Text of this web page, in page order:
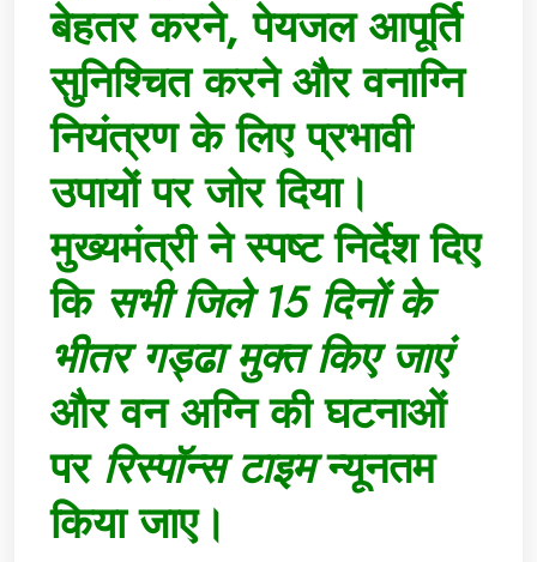
बेहतर करने, पेयजल आपूर्ति
सुनिश्चित करने और वनाग्नि
नियंत्रण के लिए प्रभावी
उपायों पर जोर दिया।
मुख्यमंत्री ने स्पष्ट निर्देश दिए
कि सभी जिले 15 दिनों के
भीतर गड्ढा मुक्त किए जाएं
और वन अग्नि की घटनाओं
पर रिस्पॉन्स टाइमन्यूनतम
किया जाए।